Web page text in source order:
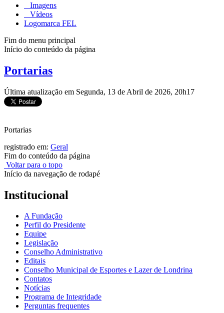
Imagens
Vídeos
Logomarca FEL
Fim do menu principal
Início do conteúdo da página
Portarias
Última atualização em Segunda, 13 de Abril de 2026, 20h17
Portarias
registrado em: Geral
Fim do conteúdo da página
Voltar para o topo
Início da navegação de rodapé
Institucional
A Fundação
Perfil do Presidente
Equipe
Legislação
Conselho Administrativo
Editais
Conselho Municipal de Esportes e Lazer de Londrina
Contatos
Notícias
Programa de Integridade
Perguntas frequentes